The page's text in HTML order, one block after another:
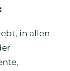
in allen